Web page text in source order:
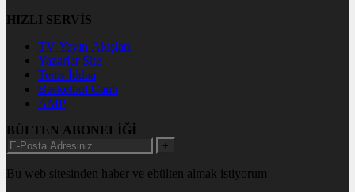
HIZLI SERVİS
TV Yayın Akışları
Yazarlar Site
Tenis İddaa
Basketbol Canlı
AMP
BÜLTEN ABONELİĞİ
+
Bu web sitesinden haber ve ebülten almak istiyorum